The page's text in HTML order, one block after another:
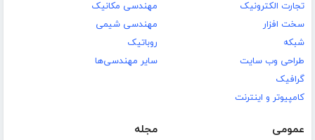
تجارت الکترونیک
سخت افزار
شبکه
طراحی وب سایت
گرافیک
کامپیوتر و اینترنت
مهندسی مکانیک
مهندسی شیمی
روباتیک
سایر مهندسی‌ها
عمومی مجله